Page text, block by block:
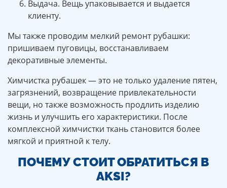
Выдача. Вещь упаковывается и выдается
клиенту.
Мы также проводим мелкий ремонт рубашки:
пришиваем пуговицы, восстанавливаем
декоративные элементы.
Химчистка рубашек — это не только удаление пятен,
загрязнений, возвращение привлекательности
вещи, но также возможность продлить изделию
жизнь и улучшить его характеристики. После
комплексной химчистки ткань становится более
мягкой и приятной к телу.
ПОЧЕМУ СТОИТ ОБРАТИТЬСЯ В
AKSI?